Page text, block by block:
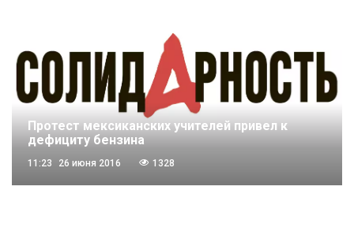
Протест мексиканских учителей привел к
дефициту бензина
11:23 26 июня 2016 1328